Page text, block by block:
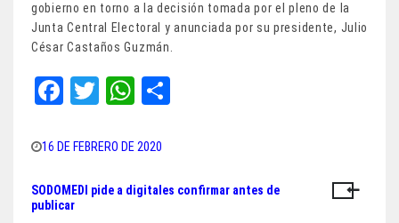
gobierno en torno a la decisión tomada por el pleno de la
Junta Central Electoral y anunciada por su presidente, Julio
César Castaños Guzmán.
Fa
bo
ok
T
tt
er
W
ts
A
pp
16 DE FEBRERO DE 2020
Navegación
SODOMEDI pide a digitales confirmar antes de
publicar